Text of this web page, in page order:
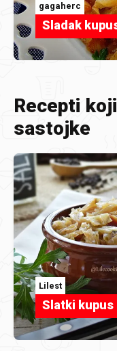
gagaherc
Sladak
Recepti
sastojke
Lilest
Slatki